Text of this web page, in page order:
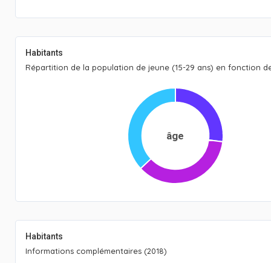
Habitants
Répartition de la population de jeune (15-29 ans) en fonction
âge
Habitants
Informations complémentaires (2018)